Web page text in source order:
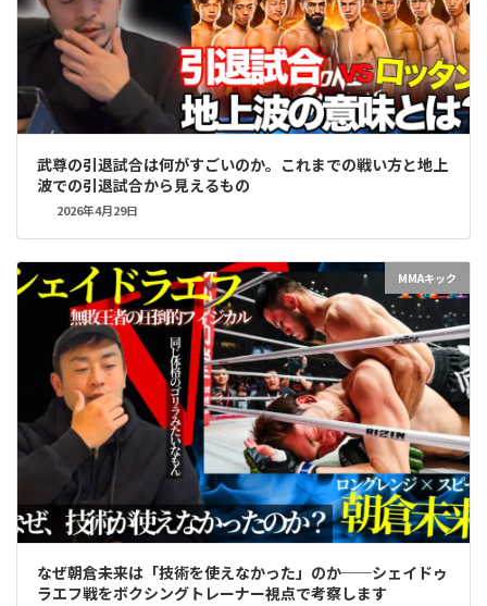
武尊の引退試合は何がすごいのか。これまでの戦い方と地上
波での引退試合から見えるもの
2026年4月29日
MMAキック
なぜ朝倉未来は「技術を使えなかった」のか──シェイドゥ
ラエフ戦をボクシングトレーナー視点で考察します